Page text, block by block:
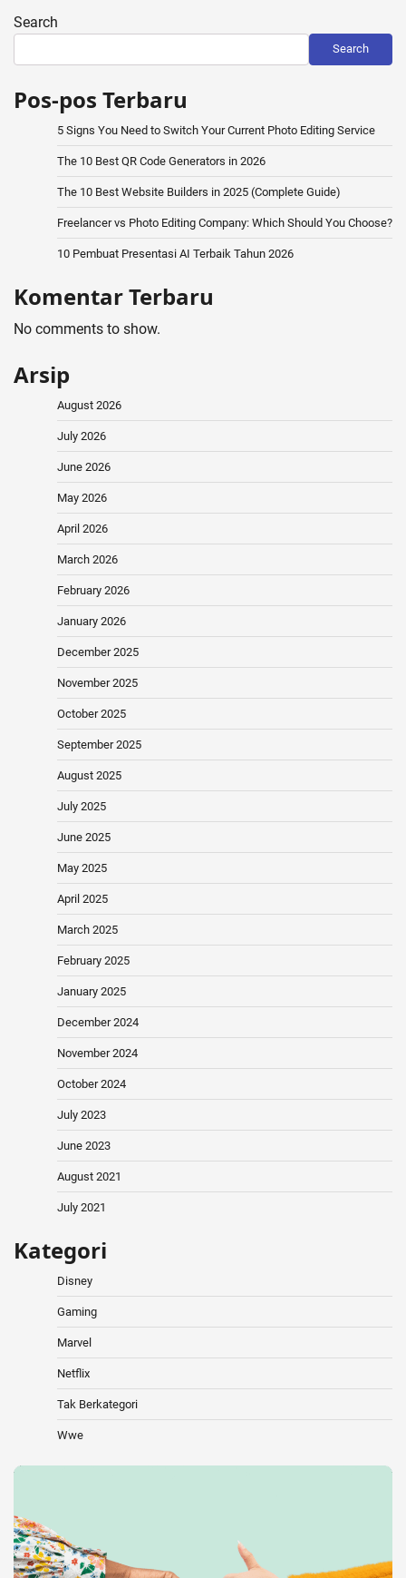
Search
Search
Pos-pos Terbaru
5 Signs You Need to Switch Your Current Photo Editing Service
The 10 Best QR Code Generators in 2026
The 10 Best Website Builders in 2025 (Complete Guide)
Freelancer vs Photo Editing Company: Which Should You Choose?
10 Pembuat Presentasi AI Terbaik Tahun 2026
Komentar Terbaru
No comments to show.
Arsip
August 2026
July 2026
June 2026
May 2026
April 2026
March 2026
February 2026
January 2026
December 2025
November 2025
October 2025
September 2025
August 2025
July 2025
June 2025
May 2025
April 2025
March 2025
February 2025
January 2025
December 2024
November 2024
October 2024
July 2023
June 2023
August 2021
July 2021
Kategori
Disney
Gaming
Marvel
Netflix
Tak Berkategori
Wwe